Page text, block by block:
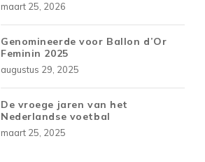
maart 25, 2026
Genomineerde voor Ballon d’Or
Feminin 2025
augustus 29, 2025
De vroege jaren van het
Nederlandse voetbal
maart 25, 2025